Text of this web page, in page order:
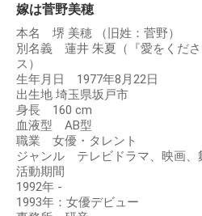
嫁は菅野美穂
本名 堺 美穂 （旧姓：菅野）
別名義 蓮井 朱夏（『愛をくださ
ス）
生年月日 1977年8月22日
出生地 埼玉県坂戸市
身長 160 cm
血液型 AB型
職業 女優・タレント
ジャンル テレビドラマ、映画、
活動期間
1992年 -
1993年：女優デビュー